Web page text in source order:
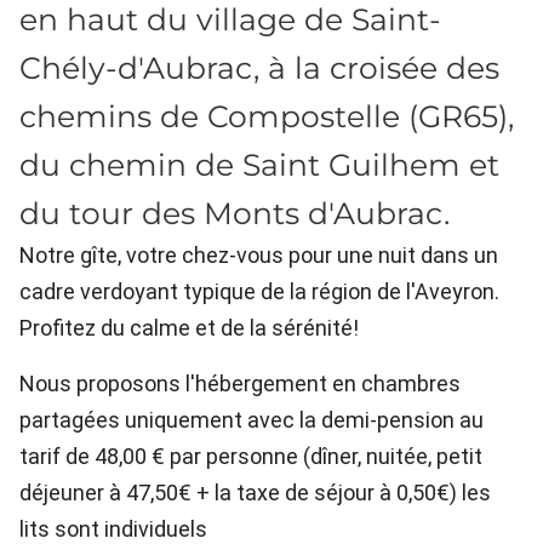
en haut du village de Saint-
Chély-d'Aubrac, à la croisée des
chemins de Compostelle (GR65),
du chemin de Saint Guilhem et
du tour des Monts d'Aubrac.
Notre gîte, votre chez-vous pour une nuit dans un
cadre verdoyant typique de la région de l'Aveyron.
Profitez du calme et de la sérénité!
Nous proposons l'hébergement en chambres
partagées uniquement avec la demi-pension au
tarif de 48,00 € par personne (dîner, nuitée, petit
déjeuner à 47,50€ + la taxe de séjour à 0,50€) les
lits sont individuels